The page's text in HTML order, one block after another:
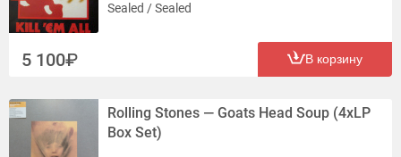
Sealed / Sealed
5 100 В корзину
Rolling Stones — Goats Head Soup (4xLP
Box Set)